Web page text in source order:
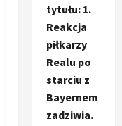
tytułu: 1.
Reakcja
piłkarzy
Realu po
starciu z
Bayernem
zadziwia.